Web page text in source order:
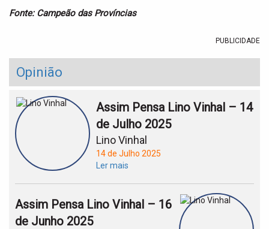
Fonte: Campeão das Províncias
PUBLICIDADE
Opinião
Assim Pensa Lino Vinhal – 14
de Julho 2025
Lino Vinhal
14 de Julho 2025
Ler mais
Assim Pensa Lino Vinhal – 16
de Junho 2025